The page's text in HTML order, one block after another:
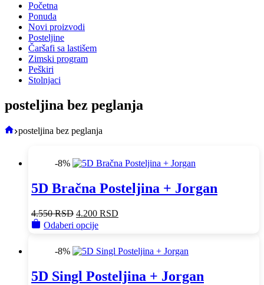
Početna
Ponuda
Novi proizvodi
Posteljine
Čaršafi sa lastišem
Zimski program
Peškiri
Stolnjaci
posteljina bez peglanja
Početna
posteljina bez peglanja
-8%
5D Bračna Posteljina + Jorgan
4.550RSD Original
price
4.550 RSD.
4.200 RSD
Odaberi opcijeThis
multiple
The
-8%
5D Singl Posteljina + Jorgan